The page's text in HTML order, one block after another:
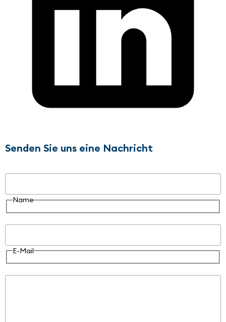
Senden Sie uns eine Nachricht
Name
E-Mail